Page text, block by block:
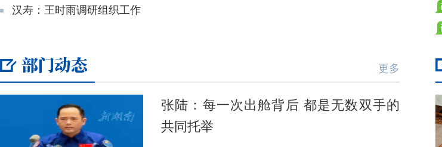
汉寿：王时雨调研组织工作
更多
张陆：每一次出舱背后 都是无数双手的
共同托举